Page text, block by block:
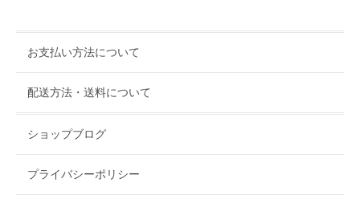
お支払い方法について
配送方法・送料について
ショップブログ
プライバシーポリシー